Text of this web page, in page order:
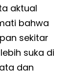
aktual
bahwa
sekitar
suka di
dan